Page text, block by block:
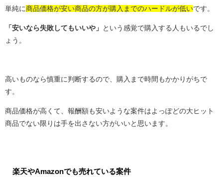
単純に商品価格が安い商品の方が購入までのハードルが低いです。
「安いなら失敗してもいいや」
という感覚で購入する人もいるでし
ょう。
高いものなら慎重に判断するので、購入まで時間もかかりがちで
す。
商品価格が高くて、報酬額も安いような案件はよっぽどの大ヒット
商品でない限りは手を出さない方がいいと思います。
楽天やAmazonでも売れている案件